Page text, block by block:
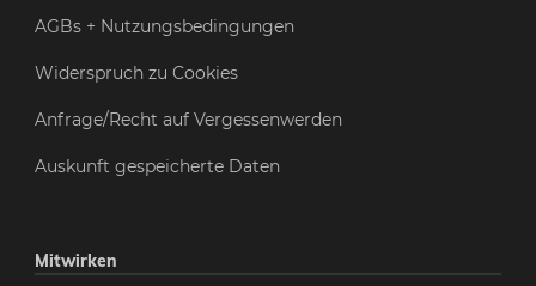
AGBs + Nutzungsbedingungen
Widerspruch zu Cookies
Anfrage/Recht auf Vergessenwerden
Auskunft gespeicherte Daten
Mitwirken